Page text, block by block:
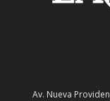
Av. Nueva